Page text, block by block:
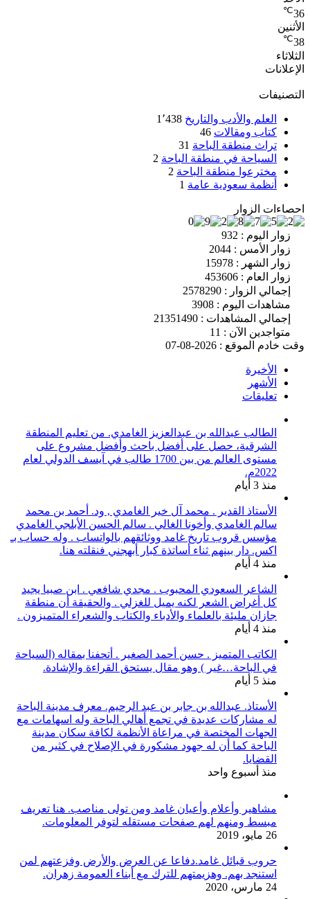
36
℃
الأثنين
38
℃
الثلاثاء
الإعلانات
التصنيفات
العلم والأدب والتاريخ 1٬438
كتاب ومقالات 46
تراث منطقة الباحة 31
السياحة في منطقة الباحة 2
مخترعوا منطقة الباحة 2
أنظمة سعودية عامة 1
احصاءات الزوار
زوار اليوم : 932
زوار الأمس : 2044
زوار الشهر : 15978
زوار العام : 453606
إجمالي الزوار : 2578290
مشاهدات اليوم : 3908
إجمالي المشاهدات : 21351490
متواجدين الآن : 11
وقت خادم الموقع : 2026-08-07
الأخيرة
الأشهر
تعليقات
الطالب عبدالله بن عبدالعزيز الغامدي. من تعليم المنطقة
الشرقية، حصل على أفضل باحث وأفضل مشروع على
مستوى العالم من بين 1700 طالب في آيسف الدولي لعام
2022م.
منذ 3 أيام
الأستاذ القدير . محمد آل خير الغامدي , ود. أحمد بن محمد
سالم الغامدي وأخونا الغالي . سالم الحسن الأبلجي الغامدي
مؤسس قروب تاريخ غامد ووثائقهم بالواتساب . وله حساب بـ
اكس. دار بينهم ثناء أساتذة كبار أبهجني فنقلته هنا.
منذ 4 أيام
الشاعر السعودي المحبوب . مجدي شافعي . ابن صبيا يجيد
كل أغراض الشعر لكنه يميل للغزلي . والحقيقة أن منطقة
جازان مليئة بالعلماء والأدباء والكتاب والشعراء المتميزون .
منذ 4 أيام
الكاتب المتميز . حسن أحمد الصغير . أتحفنا بمقاله (السياحة
في الباحة…غير ) وهو مقال يستحق القراءة والإشادة.
منذ 5 أيام
الأستاذ. عبدالله بن جابر بن عبد الرحيم. معرف مدينة الباحة
له مشاركات عديدة في تجمع أهالي الباحة وله اسهامات مع
الجهات المختصة في مراعاة الأنظمة لكافة سكان مدينة
الباحة كما أن له جهود مشكورة في الإصلاح في كثير من
القضايا.
منذ أسبوع واحد
مشاهير وأعلام وأعيان غامد ومن تولى مناصب. هنا تعريف
مبسط ومنهم لهم صفحات مستقله لتوفر المعلومات.
26 مايو، 2019
حروب قبائل غامد.دفاعا عن العرض والأرض وفزعتهم لمن
استنجد بهم. وهزيمتهم للترك مع أبناء العمومة زهران.
24 مارس، 2020